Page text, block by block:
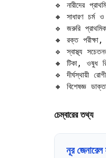
🔹 নারীদের
🔸 সাধারণ চর্ম ও
🔹 জরুরি
🔸 রক্ত
🔹 স্বাস্থ্য
🔸 টিকা, ওষুধ
🔹 দীর্ঘস্থায়ী
🔸 বিশেষজ্ঞ
চেম্বারের তথ্য
নূর জেনারেল